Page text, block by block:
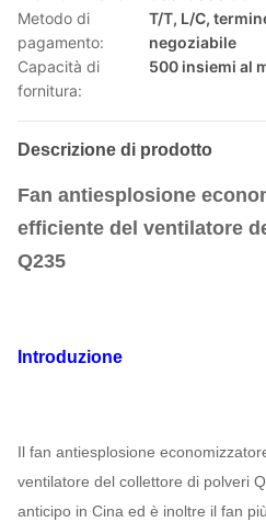
Metodo di
pagamento:
T/T, L/C,
negoziabile
Capacità di
fornitura:
500 insiemi al
Descrizione di prodotto
Fan antiesplosione
efficiente del ventilatore
Q235
Introduzione
Il fan antiesplosione
ventilatore del collettore di polveri
anticipo in Cina ed è inoltre il fan